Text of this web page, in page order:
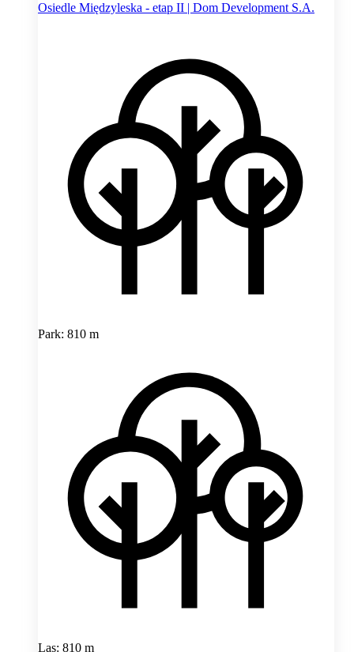
Osiedle Międzyleska - etap II | Dom Development S.A.
Park: 810 m
Las: 810 m